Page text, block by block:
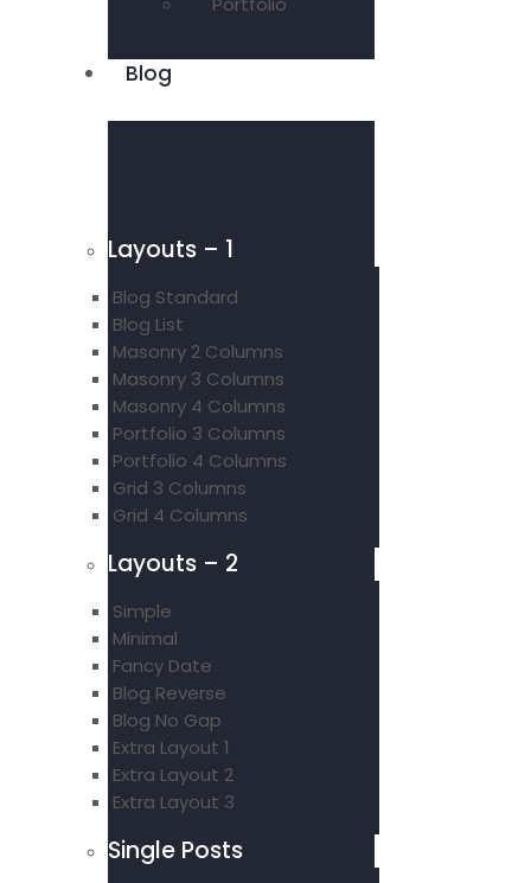
Blog
Layouts – 1
Blog Standard
Blog List
Masonry 2 Columns
Masonry 3 Columns
Masonry 4 Columns
Portfolio 3 Columns
Portfolio 4 Columns
Grid 3 Columns
Grid 4 Columns
Layouts – 2
Simple
Minimal
Fancy Date
Blog Reverse
Blog No Gap
Extra Layout 1
Extra Layout 2
Extra Layout 3
Single Posts